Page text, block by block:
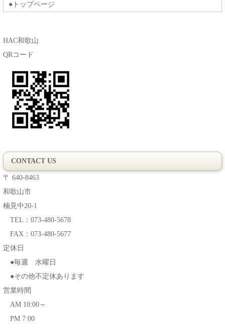
●トップページ
HAC和歌山
QRコード
CONTACT US
〒 640-8463
和歌山市
楠見中20-1
TEL：073-480-5678
FAX：073-480-5677
定休日
●毎週 水曜日
●その他不定休あります
営業時間
AM 10:00～
PM 7:00